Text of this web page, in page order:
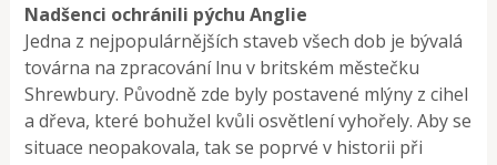
Nadšenci ochránili pýchu Anglie
Jedna z nejpopulárnějších staveb všech dob je bývalá
továrna na zpracování lnu v britském městečku
Shrewbury. Původně zde byly postavené mlýny z cihel
a dřeva, které bohužel kvůli osvětlení vyhořely. Aby se
situace neopakovala, tak se poprvé v historii při